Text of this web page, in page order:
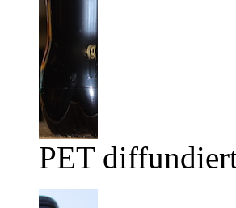
PET